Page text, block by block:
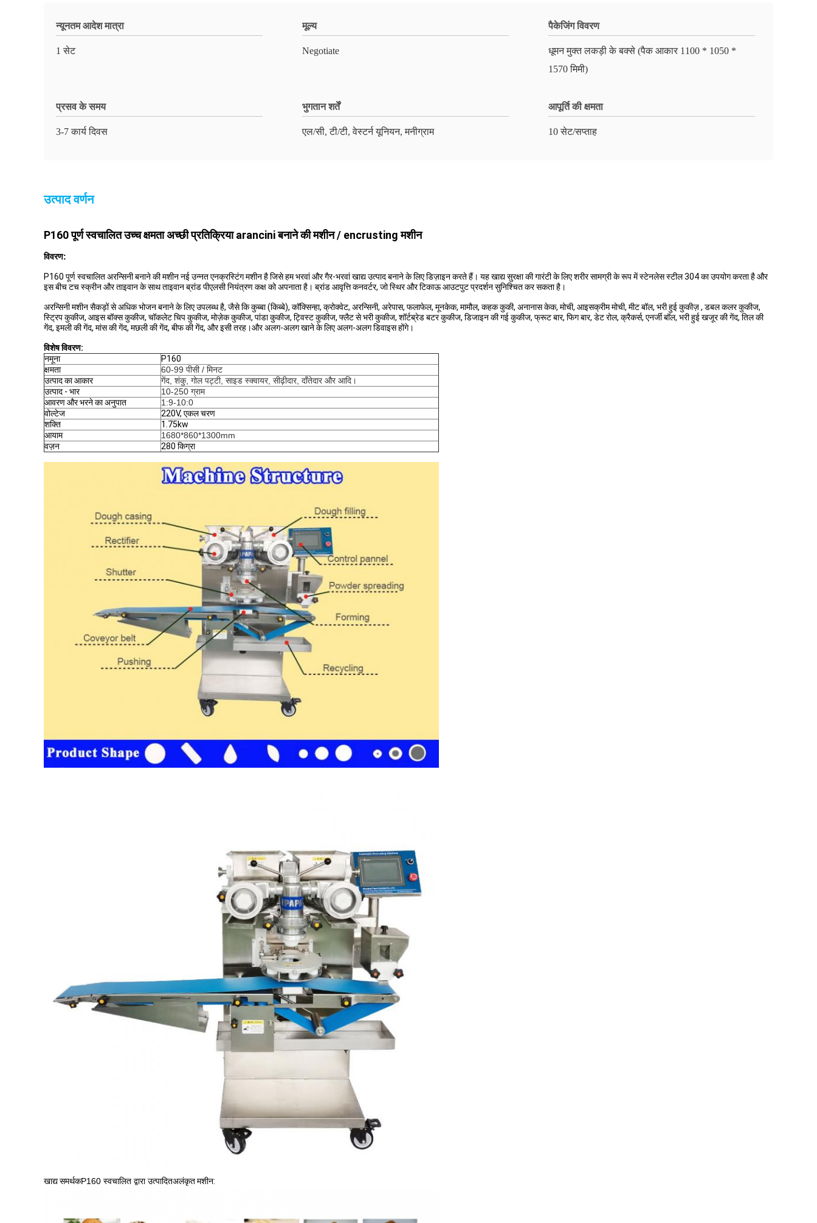
न्यूनतम आदेश मात्रा
1 सेट
मूल्य
Negotiate
पैकेजिंग विवरण
धूमन मुक्त लकड़ी के बक्से (पैक आकार 1100 * 1050 *
1570 मिमी)
प्रसव के समय
3-7 कार्य दिवस
भुगतान शर्तें
एल/सी, टी/टी, वेस्टर्न यूनियन, मनीग्राम
आपूर्ति की क्षमता
10 सेट/सप्ताह
उत्पाद वर्णन
P160 पूर्ण स्वचालित उच्च क्षमता अच्छी प्रतिक्रिया arancini बनाने की मशीन / encrusting मशीन
विवरण:
P160 पूर्ण स्वचालित अरन्सिनी बनाने की मशीन नई उन्नत एनक्रस्टिंग मशीन है जिसे हम भरवां और गैर-भरवां खाद्य उत्पाद बनाने के लिए डिज़ाइन करते हैं। यह खाद्य सुरक्षा की गारंटी के लिए शरीर सामग्री के रूप में स्टेनलेस स्टील 304 का उपयोग करता है और
इस बीच टच स्क्रीन और ताइवान के साथ ताइवान ब्रांड पीएलसी नियंत्रण कक्ष को अपनाता है। ब्रांड आवृत्ति कनवर्टर, जो स्थिर और टिकाऊ आउटपुट प्रदर्शन सुनिश्चित कर सकता है।
अरन्सिनी मशीन सैकड़ों से अधिक भोजन बनाने के लिए उपलब्ध है, जैसे कि कुब्बा (किब्बे), कॉक्सिन्हा, क्रोक्वेट, अरन्सिनी, अरेपास, फलाफेल, मूनकेक, मामौल, कहक कुकी, अनानास केक, मोची, आइसक्रीम मोची, मीट बॉल, भरी हुई कुकीज़ , डबल कलर कुकीज,
स्ट्रिप कुकीज, आइस बॉक्स कुकीज, चॉकलेट चिप कुकीज, मोज़ेक कुकीज, पांडा कुकीज, ट्विस्ट कुकीज, फ्लैट से भरी कुकीज, शॉर्टब्रेड बटर कुकीज, डिजाइन की गई कुकीज, फ्रूट बार, फिग बार, डेट रोल, क्रैकर्स, एनर्जी बॉल, भरी हुई खजूर की गेंद, तिल की
गेंद, इमली की गेंद, मांस की गेंद, मछली की गेंद, बीफ की गेंद, और इसी तरह।और अलग-अलग खाने के लिए अलग-अलग डिवाइस होंगे।
विशेष विवरण:
नमूना
P160
क्षमता
60-99 पीसी / मिनट
उत्पाद का आकार
गेंद, शंकु, गोल पट्टी, साइड स्क्वायर, सीढ़ीदार, दाँतेदार और आदि।
उत्पाद - भार
10-250 ग्राम
आवरण और भरने का अनुपात
1:9-10:0
वोल्टेज
220V, एकल चरण
शक्ति
1.75kw
आयाम
1680*860*1300mm
वज़न
280 किग्रा
खाद्य समर्थकP160 स्वचालित द्वारा उत्पादितअलंकृत मशीन: